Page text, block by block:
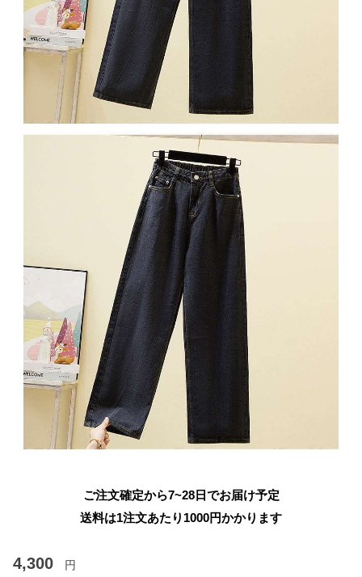
ご注文確定から7~28日でお届け予定
送料は1注文あたり 1000円かかります
4,300 円